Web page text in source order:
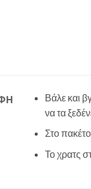
Βάλε και
να τα
Στο
Το χρατς